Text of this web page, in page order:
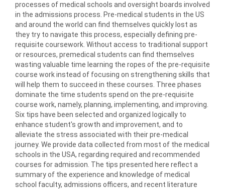
processes of medical schools and oversight boards involved
in the admissions process. Pre-medical students in the US
and around the world can find themselves quickly lost as
they try to navigate this process, especially defining pre-
requisite coursework. Without access to traditional support
or resources, premedical students can find themselves
wasting valuable time learning the ropes of the pre-requisite
course work instead of focusing on strengthening skills that
will help them to succeed in these courses. Three phases
dominate the time students spend on the pre-requisite
course work, namely, planning, implementing, and improving.
Six tips have been selected and organized logically to
enhance student's growth and improvement, and to
alleviate the stress associated with their pre-medical
journey. We provide data collected from most of the medical
schools in the USA, regarding required and recommended
courses for admission. The tips presented here reflect a
summary of the experience and knowledge of medical
school faculty, admissions officers, and recent literature